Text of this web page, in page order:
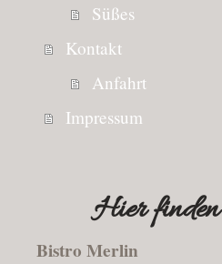
Süßes
Kontakt
Anfahrt
Impressum
Hier
Bistro Merlin